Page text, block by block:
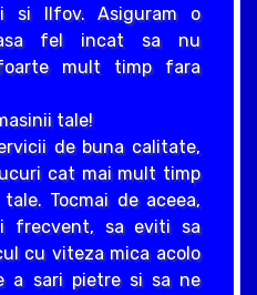
si Ilfov. Asiguram o
fel incat sa nu
mult timp fara
tale!
de buna calitate,
cat mai mult timp
Tocmai de aceea,
frecvent, sa eviti sa
cu viteza mica acolo
a sari pietre si sa ne